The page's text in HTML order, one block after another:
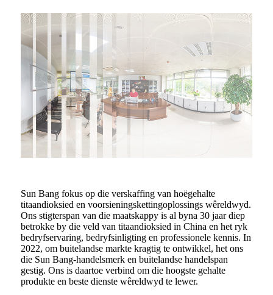
Sun Bang fokus op die verskaffing van hoëgehalte
titaandioksied en voorsieningskettingoplossings wêreldwyd.
Ons stigterspan van die maatskappy is al byna 30 jaar diep
betrokke by die veld van titaandioksied in China en het ryk
bedryfservaring, bedryfsinligting en professionele kennis. In
2022, om buitelandse markte kragtig te ontwikkel, het ons
die Sun Bang-handelsmerk en buitelandse handelspan
gestig. Ons is daartoe verbind om die hoogste gehalte
produkte en beste dienste wêreldwyd te lewer.